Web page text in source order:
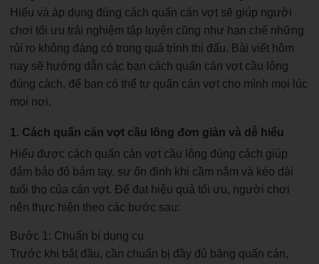
Hiểu và áp dụng đúng cách quấn cán vợt sẽ giúp người
chơi tối ưu trải nghiệm tập luyện cũng như hạn chế những
rủi ro không đáng có trong quá trình thi đấu. Bài viết hôm
nay sẽ hướng dẫn các bạn cách quấn cán vợt cầu lông
đúng cách, để bạn có thể tự quấn cán vợt cho mình mọi lúc
mọi nơi.
1. Cách quấn cán vợt cầu lông đơn giản và dễ hiểu
Hiểu được cách quấn cán vợt cầu lông đúng cách giúp
đảm bảo độ bám tay, sự ổn định khi cầm nắm và kéo dài
tuổi thọ của cán vợt. Để đạt hiệu quả tối ưu, người chơi
nên thực hiện theo các bước sau:
Bước 1: Chuẩn bị dụng cụ
Trước khi bắt đầu, cần chuẩn bị đầy đủ băng quấn cán,